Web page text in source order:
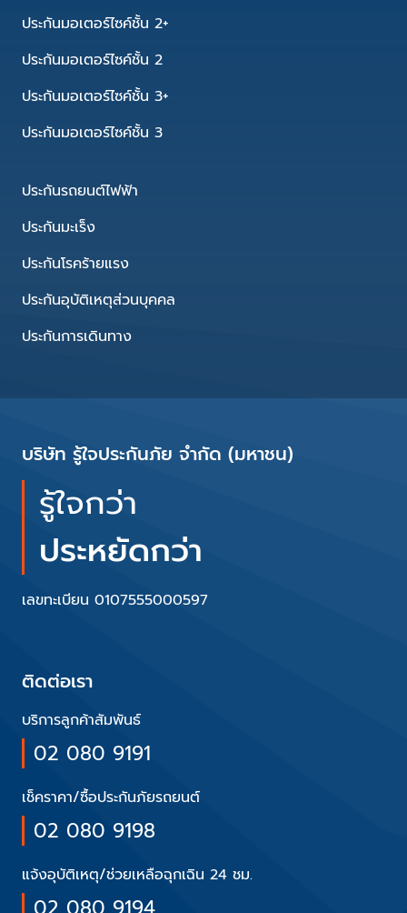
ประกันมอเตอร์ไซค์ชั้น 2+
ประกันมอเตอร์ไซค์ชั้น 2
ประกันมอเตอร์ไซค์ชั้น 3+
ประกันมอเตอร์ไซค์ชั้น 3
ประกันรถยนต์ไฟฟ้า
ประกันมะเร็ง
ประกันโรคร้ายแรง
ประกันอุบัติเหตุส่วนบุคคล
ประกันการเดินทาง
บริษัท รู้ใจประกันภัย จำกัด (มหาชน)
รู้ใจกว่า
ประหยัดกว่า
เลขทะเบียน 0107555000597
ติดต่อเรา
บริการลูกค้าสัมพันธ์
02 080 9191
เช็คราคา/ซื้อประกันภัยรถยนต์
02 080 9198
แจ้งอุบัติเหตุ/ช่วยเหลือฉุกเฉิน 24 ชม.